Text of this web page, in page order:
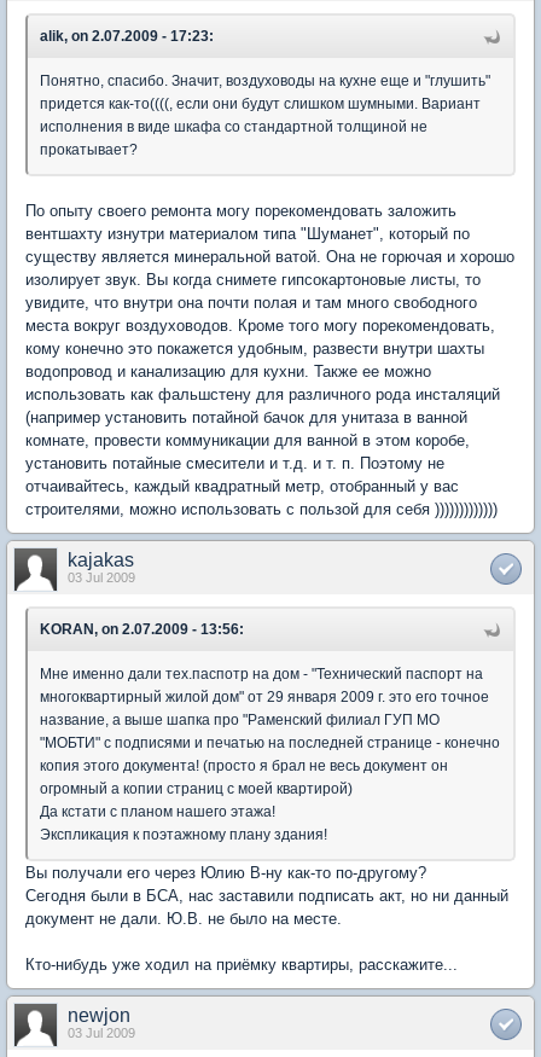
alik, on 2.07.2009 - 17:23:
Понятно, спасибо. Значит, воздуховоды на кухне еще и "глушить"
придется как-то((((, если они будут слишком шумными. Вариант
исполнения в виде шкафа со стандартной толщиной не
прокатывает?
По опыту своего ремонта могу порекомендовать заложить
вентшахту изнутри материалом типа "Шуманет", который по
существу является минеральной ватой. Она не горючая и хорошо
изолирует звук. Вы когда снимете гипсокартоновые листы, то
увидите, что внутри она почти полая и там много свободного
места вокруг воздуховодов. Кроме того могу порекомендовать,
кому конечно это покажется удобным, развести внутри шахты
водопровод и канализацию для кухни. Также ее можно
использовать как фальшстену для различного рода инсталяций
(например установить потайной бачок для унитаза в ванной
комнате, провести коммуникации для ванной в этом коробе,
установить потайные смесители и т.д. и т. п. Поэтому не
отчаивайтесь, каждый квадратный метр, отобранный у вас
строителями, можно использовать с пользой для себя )))))))))))))
kajakas
03 Jul 2009
KORAN, on 2.07.2009 - 13:56:
Мне именно дали тех.паспотр на дом - "Технический паспорт на
многоквартирный жилой дом" от 29 января 2009 г. это его точное
название, а выше шапка про "Раменский филиал ГУП МО
"МОБТИ" с подписями и печатью на последней странице - конечно
копия этого документа! (просто я брал не весь документ он
огромный а копии страниц с моей квартирой)
Да кстати с планом нашего этажа!
Экспликация к поэтажному плану здания!
Вы получали его через Юлию В-ну как-то по-другому?
Сегодня были в БСА, нас заставили подписать акт, но ни данный
документ не дали. Ю.В. не было на месте.
Кто-нибудь уже ходил на приёмку квартиры, расскажите...
newjon
03 Jul 2009